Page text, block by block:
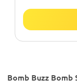
Bomb Buzz Bomb